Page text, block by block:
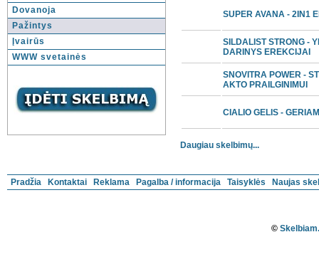
Dovanoja
Pažintys
Įvairūs
WWW svetainės
SUPER AVANA - 2IN1
SILDALIST STRONG -
DARINYS EREKCIJAI
SNOVITRA POWER -
AKTO PRAILGINIMUI
CIALIO GELIS -
Daugiau skelbimų...
Pradžia Kontaktai Reklama Pagalba / informacija Taisyklės Naujas
©